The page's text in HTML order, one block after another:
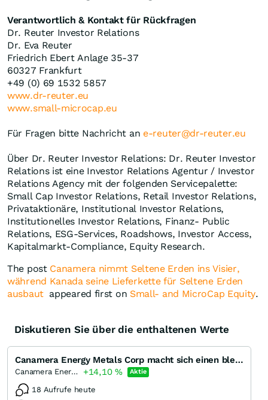
Verantwortlich & Kontakt für Rückfragen
Dr. Reuter Investor Relations
Dr. Eva Reuter
Friedrich Ebert Anlage 35-37
60327 Frankfurt
+49 (0) 69 1532 5857
www.dr-reuter.eu
www.small-microcap.eu
Für Fragen bitte Nachricht an e-reuter@dr-reuter.eu
Über Dr. Reuter Investor Relations: Dr. Reuter Investor
Relations ist eine Investor Relations Agentur / Investor
Relations Agency mit der folgenden Servicepalette:
Small Cap Investor Relations, Retail Investor Relations,
Privataktionäre, Institutional Investor Relations,
Institutionelles Investor Relations, Finanz- Public
Relations, ESG-Services, Roadshows, Investor Access,
Kapitalmarkt-Compliance, Equity Research.
The post Canamera nimmt Seltene Erden ins Visier,
während Kanada seine Lieferkette für Seltene Erden
ausbaut appeared first on Small- and MicroCap Equity.
Diskutieren Sie über die enthaltenen Werte
Canamera Energy Metals Corp macht sich einen bleibenden Eindruck?
Canamera Energy Metals +14,10 % Aktie
18 Aufrufe heute